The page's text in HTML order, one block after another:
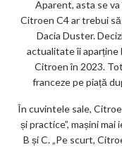
Aparent, asta se
Citroen C4 ar trebui
Dacia Duster.
actualitate îi aparține
Citroen în 2023.
franceze pe piață
În cuvintele sale,
și practice”, mașini
B și C. „Pe scurt,